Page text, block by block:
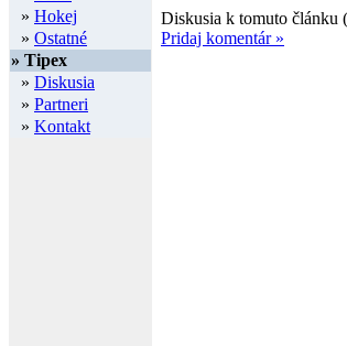
» Hokej
» Ostatné
» Tipex
» Diskusia
» Partneri
» Kontakt
Diskusia k tomuto článku
Pridaj komentár »